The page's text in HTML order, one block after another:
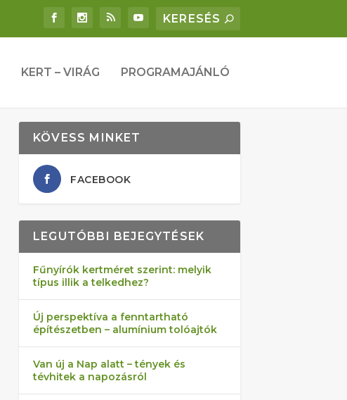
KERT – VIRÁG PROGRAMAJÁNLÓ
KÖVESS MINKET
FACEBOOK
LEGUTÓBBI BEJEGYTÉSEK
Fűnyírók kertméret szerint: melyik
típus illik a telkedhez?
Új perspektíva a fenntartható
építészetben – alumínium tolóajtók
Van új a Nap alatt – tények és
tévhitek a napozásról